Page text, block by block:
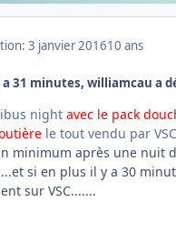
3 janvier 201610 ans
a 31 minutes, williamcau a
night avec le pack
le tout vendu par
minimum après une nuit
si en plus il y a 30
sur VSC.......